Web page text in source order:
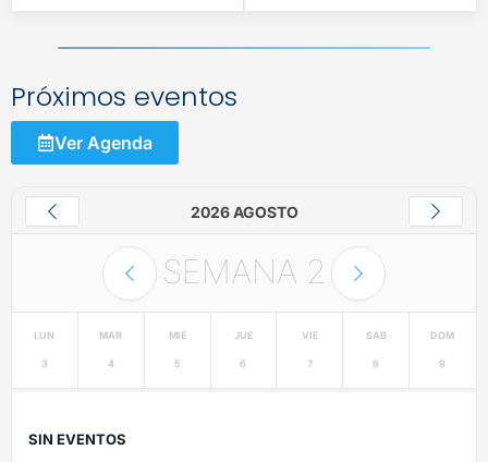
Próximos eventos
Ver Agenda
2026 AGOSTO
SEMANA 2
LUN
3
MAR
4
MIÉ
5
JUE
6
VIE
7
SÁB
8
DOM
9
SIN EVENTOS